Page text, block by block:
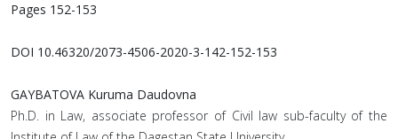
Pages 152-153
DOI 10.46320/2073-4506-2020-3-142-152-153
GAYBATOVA Kuruma Daudovna
Ph.D. in Law, associate professor of Civil law sub-faculty of the